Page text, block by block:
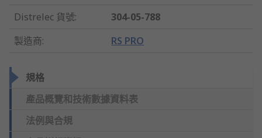
Distrelec 貨號:
304-05-788
製造商: RS PRO
規格
產品概覽和技術數據資料表
法例與合規